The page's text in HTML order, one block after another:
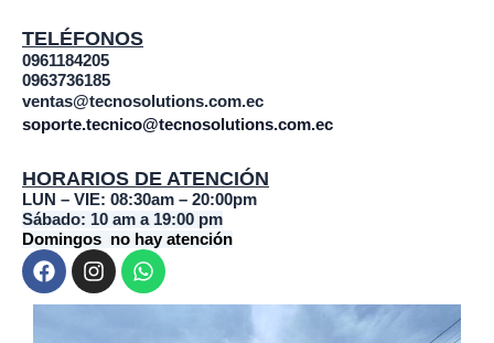
TELÉFONOS
0961184205
0963736185
ventas@tecnosolutions.com.ec
soporte.tecnico@tecnosolutions.com.ec
HORARIOS DE ATENCIÓN
LUN – VIE: 08:30am – 20:00pm
Sábado: 10 am a 19:00 pm
Domingos no hay atención
F
a
c
I
n
s
W
h
a